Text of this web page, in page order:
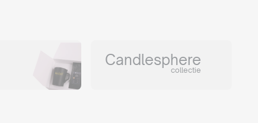
Candlesphere
collectie